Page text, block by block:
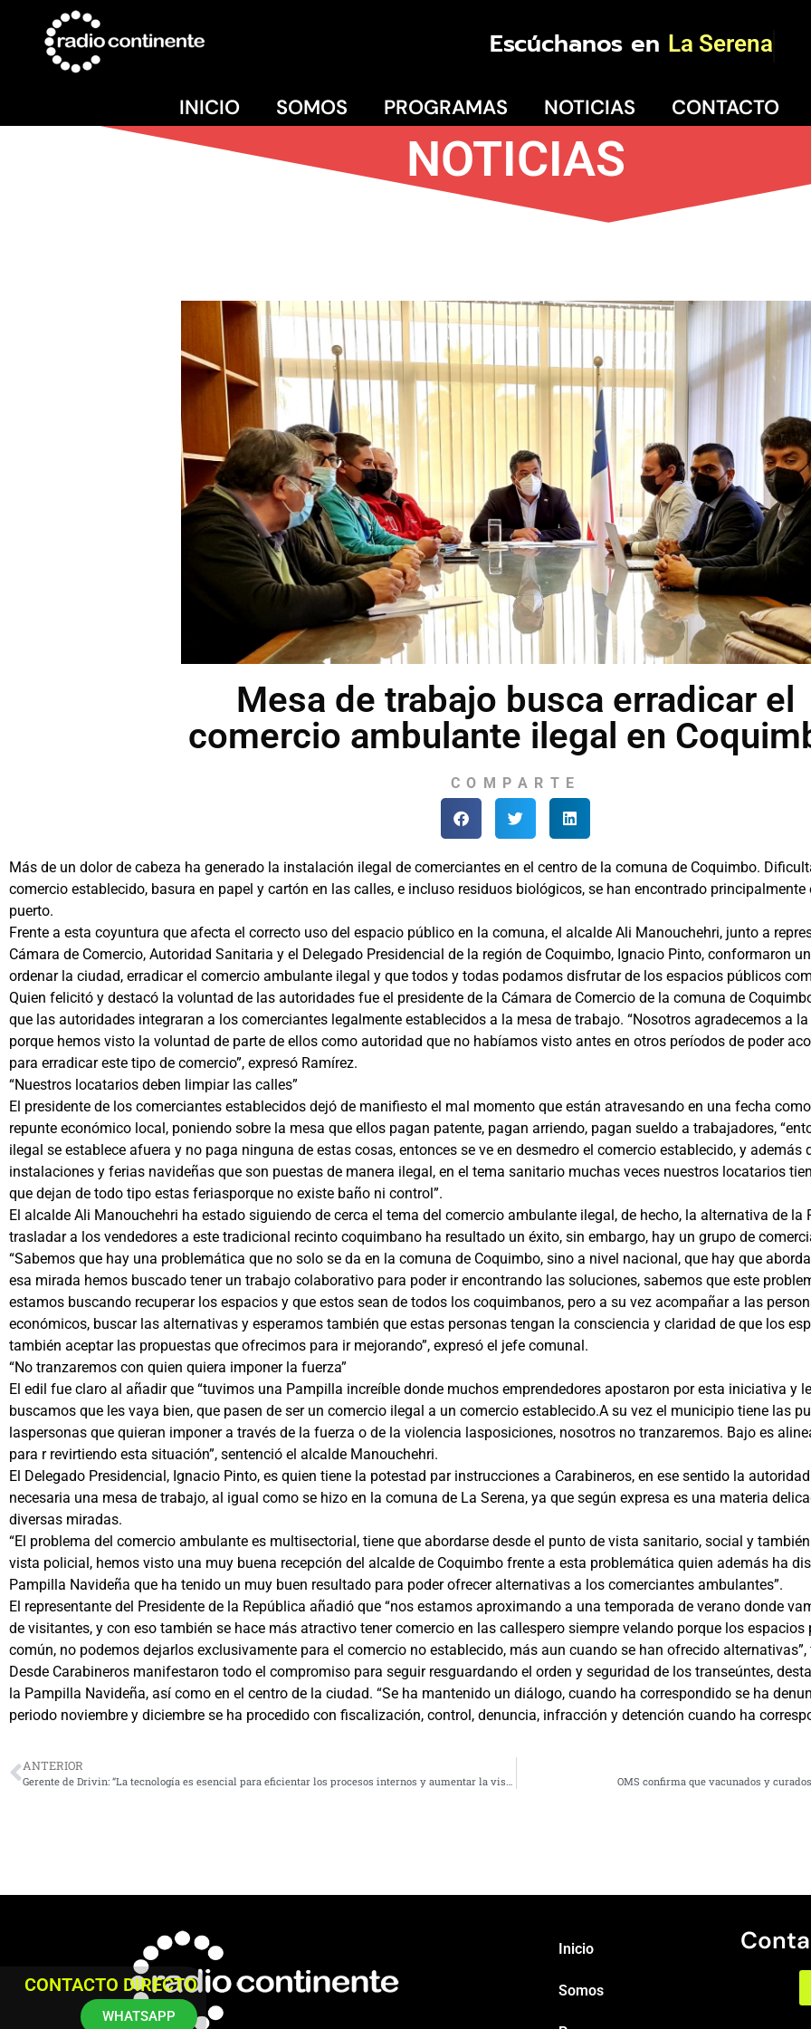
Escúchanos en La Serena
INICIO SOMOS PROGRAMAS NOTICIAS CONTACTO
NOTICIAS
Mesa de trabajo busca erradicar el
comercio ambulante ilegal en
COMPARTE
Más de un dolor de cabeza ha generado la instalación ilegal de comerciantes en el centro de la comuna de Coquimbo.
comercio establecido, basura en papel y cartón en las calles, e incluso residuos biológicos, se han encontrado
puerto.
Frente a esta coyuntura que afecta el correcto uso del espacio público en la comuna, el alcalde Ali Manouchehri, junto a
Cámara de Comercio, Autoridad Sanitaria y el Delegado Presidencial de la región de Coquimbo, Ignacio Pinto, conformaron
ordenar la ciudad, erradicar el comercio ambulante ilegal y que todos y todas podamos disfrutar de los espacios públicos
Quien felicitó y destacó la voluntad de las autoridades fue el presidente de la Cámara de Comercio de la comuna de
que las autoridades integraran a los comerciantes legalmente establecidos a la mesa de trabajo. “Nosotros agradecemos a
porque hemos visto la voluntad de parte de ellos como autoridad que no habíamos visto antes en otros períodos de poder
para erradicar este tipo de comercio”, expresó Ramírez.
“Nuestros locatarios deben limpiar las calles”
El presidente de los comerciantes establecidos dejó de manifiesto el mal momento que están atravesando en una fecha
repunte económico local, poniendo sobre la mesa que ellos pagan patente, pagan arriendo, pagan sueldo a trabajadores,
ilegal se establece afuera y no paga ninguna de estas cosas, entonces se ve en desmedro el comercio establecido, y además
instalaciones y ferias navideñas que son puestas de manera ilegal, en el tema sanitario muchas veces nuestros locatarios
que dejan de todo tipo estas feriasporque no existe baño ni control”.
El alcalde Ali Manouchehri ha estado siguiendo de cerca el tema del comercio ambulante ilegal, de hecho, la alternativa de la
trasladar a los vendedores a este tradicional recinto coquimbano ha resultado un éxito, sin embargo, hay un grupo de
“Sabemos que hay una problemática que no solo se da en la comuna de Coquimbo, sino a nivel nacional, que hay que
esa mirada hemos buscado tener un trabajo colaborativo para poder ir encontrando las soluciones, sabemos que este
estamos buscando recuperar los espacios y que estos sean de todos los coquimbanos, pero a su vez acompañar a las
económicos, buscar las alternativas y esperamos también que estas personas tengan la consciencia y claridad de que los
también aceptar las propuestas que ofrecimos para ir mejorando”, expresó el jefe comunal.
“No tranzaremos con quien quiera imponer la fuerza”
El edil fue claro al añadir que “tuvimos una Pampilla increíble donde muchos emprendedores apostaron por esta iniciativa y
buscamos que les vaya bien, que pasen de ser un comercio ilegal a un comercio establecido.A su vez el municipio tiene las
laspersonas que quieran imponer a través de la fuerza o de la violencia lasposiciones, nosotros no tranzaremos. Bajo es
para r revirtiendo esta situación”, sentenció el alcalde Manouchehri.
El Delegado Presidencial, Ignacio Pinto, es quien tiene la potestad par instrucciones a Carabineros, en ese sentido la
necesaria una mesa de trabajo, al igual como se hizo en la comuna de La Serena, ya que según expresa es una materia
diversas miradas.
“El problema del comercio ambulante es multisectorial, tiene que abordarse desde el punto de vista sanitario, social y
vista policial, hemos visto una muy buena recepción del alcalde de Coquimbo frente a esta problemática quien además ha
Pampilla Navideña que ha tenido un muy buen resultado para poder ofrecer alternativas a los comerciantes ambulantes”.
El representante del Presidente de la República añadió que “nos estamos aproximando a una temporada de verano donde
de visitantes, y con eso también se hace más atractivo tener comercio en las callespero siempre velando porque los espacios
común, no podemos dejarlos exclusivamente para el comercio no establecido, más aun cuando se han ofrecido
Desde Carabineros manifestaron todo el compromiso para seguir resguardando el orden y seguridad de los transeúntes,
la Pampilla Navideña, así como en el centro de la ciudad. “Se ha mantenido un diálogo, cuando ha correspondido se ha
periodo noviembre y diciembre se ha procedido con fiscalización, control, denuncia, infracción y detención cuando ha
ANTERIOR
Gerente de Drivin: “La tecnología es esencial para eficientar los procesos internos y aumentar la visibilidad al cliente final” OMS confirma que vacunados y
Inicio
Somos
CONTACTO DIRECTO
WHATSAPP